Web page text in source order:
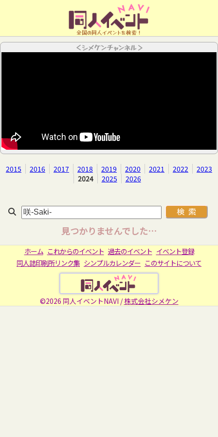
全国の同人イベントを検索！
＜シメケンチャンネル＞
2015 2016 2017 2018 2019 2020 2021 2022
2023
2024
2025 2026
見つかりませんでした…
ホーム これからのイベント 過去のイベント イベント登録
同人誌印刷所リンク集 シンプルカレンダー このサイトについて
©2026 同人イベントNAVI /株式会社シメケン